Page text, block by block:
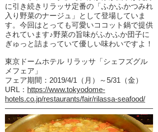
に引き続きリラッサ定番の「ふかふかつみれ
入り野菜のナージュ」として登場していま
す。今回はとっても可愛いココット鍋で提供
されています♪野菜の旨味がふかふか団子に
ぎゅっと詰まっていて優しい味わいですよ！
東京ドームホテル リラッサ「シェフズグル
メフェア」
フェア期間：2019/4/1（月）～5/31（金）
URL： https://www.tokyodome-
hotels.co.jp/restaurants/fair/rilassa-seafood/